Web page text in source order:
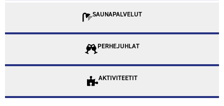
SAUNAPALVELUT
PERHEJUHLAT
AKTIVITEETIT